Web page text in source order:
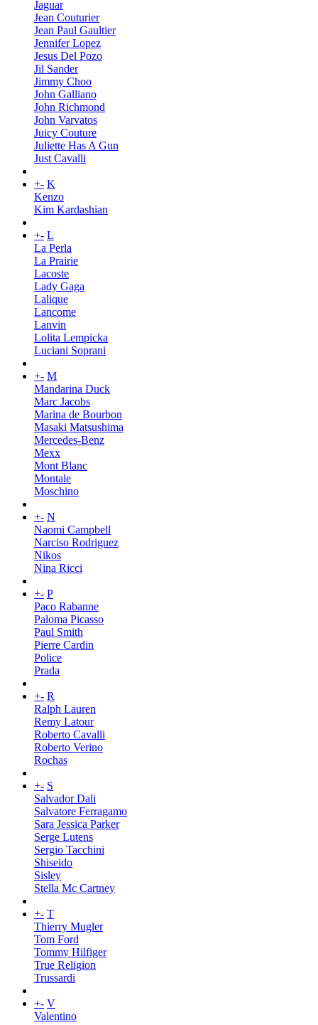
Jaguar
Jean Couturier
Jean Paul Gaultier
Jennifer Lopez
Jesus Del Pozo
Jil Sander
Jimmy Choo
John Galliano
John Richmond
John Varvatos
Juicy Couture
Juliette Has A Gun
Just Cavalli
+- K
Kenzo
Kim Kardashian
+- L
La Perla
La Prairie
Lacoste
Lady Gaga
Lalique
Lancome
Lanvin
Lolita Lempicka
Luciani Soprani
+- M
Mandarina Duck
Marc Jacobs
Marina de Bourbon
Masaki Matsushima
Mercedes-Benz
Mexx
Mont Blanc
Montale
Moschino
+- N
Naomi Campbell
Narciso Rodriguez
Nikos
Nina Ricci
+- P
Paco Rabanne
Paloma Picasso
Paul Smith
Pierre Cardin
Police
Prada
+- R
Ralph Lauren
Remy Latour
Roberto Cavalli
Roberto Verino
Rochas
+- S
Salvador Dali
Salvatore Ferragamo
Sara Jessica Parker
Serge Lutens
Sergio Tacchini
Shiseido
Sisley
Stella Mc Cartney
+- T
Thierry Mugler
Tom Ford
Tommy Hilfiger
True Religion
Trussardi
+- V
Valentino